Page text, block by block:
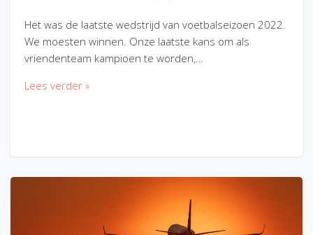
Het was de laatste wedstrijd van voetbalseizoen 2022.
We moesten winnen. Onze laatste kans om als
vriendenteam kampioen te worden,…
Lees verder »